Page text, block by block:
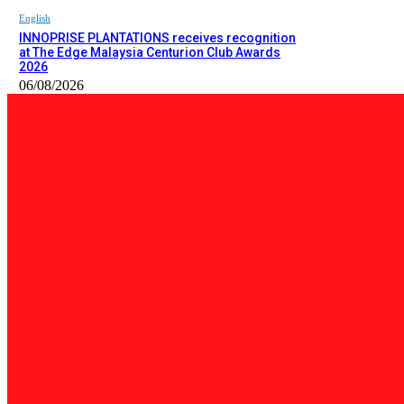
English
INNOPRISE PLANTATIONS receives recognition
at The Edge Malaysia Centurion Club Awards
2026
06/08/2026